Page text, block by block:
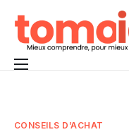
CONSEILS D’ACHAT